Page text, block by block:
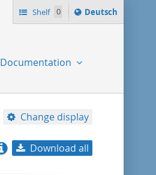
Shelf 0
Sprache
ï¿½ndern
Deutsch
Documentation
Change display
Download all